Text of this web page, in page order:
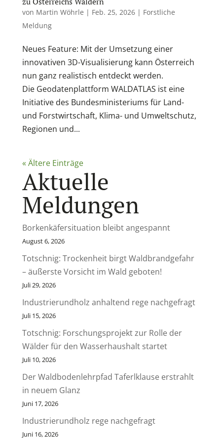
von Martin Wöhrle | Feb. 25, 2026| Forstliche
Meldung
Neues Feature: Mit der Umsetzung einer
innovativen 3D-Visualisierung kann Österreich
nun ganz realistisch entdeckt werden.
Die Geodatenplattform WALDATLAS ist eine
Initiative des Bundesministeriums für Land-
und Forstwirtschaft, Klima- und Umweltschutz,
Regionen und...
« Ältere Einträge
Aktuelle
Meldungen
Borkenkäfersituation bleibt angespannt
August 6, 2026
Totschnig: Trockenheit birgt Waldbrandgefahr
– äußerste Vorsicht im Wald geboten!
Juli 29, 2026
Industrierundholz anhaltend rege nachgefragt
Juli 15, 2026
Totschnig: Forschungsprojekt zur Rolle der
Wälder für den Wasserhaushalt startet
Juli 10, 2026
Der Waldbodenlehrpfad Taferlklause erstrahlt
in neuem Glanz
Juni 17, 2026
Industrierundholz rege nachgefragt
Juni 16, 2026